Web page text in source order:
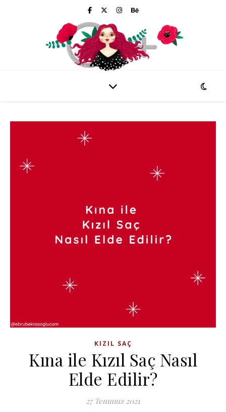
KIZIL SAÇ
Kına ile Kızıl Saç Nasıl
Elde Edilir?
27 Temmuz 2021